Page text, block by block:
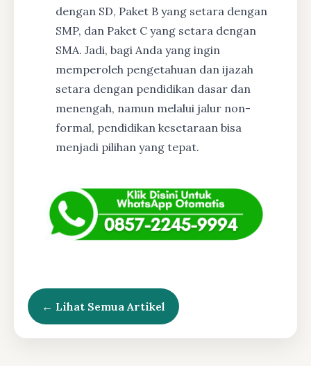
dengan SD, Paket B yang setara dengan
SMP, dan Paket C yang setara dengan
SMA. Jadi, bagi Anda yang ingin
memperoleh pengetahuan dan ijazah
setara dengan pendidikan dasar dan
menengah, namun melalui jalur non-
formal, pendidikan kesetaraan bisa
menjadi pilihan yang tepat.
← Lihat Semua Artikel